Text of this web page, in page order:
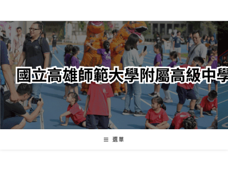
轉
至
主
內
容
選單